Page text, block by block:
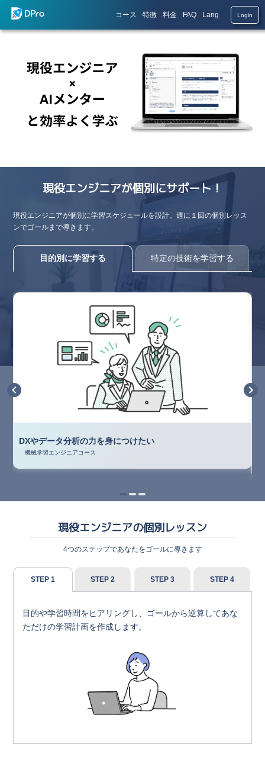
Login
コース 特徴 料金 FAQ Lang
現役エンジニアが個別にサポート！
現役エンジニアが個別に学習スケジュールを設計。週に１回の個別レッス
ンでゴールまで導きます。
目的別に学習する 特定の技術を学習する
DXやデータ分析の力を身につけたい
機械学習エンジニアコース
item
0
item
1
item
2
現役エンジニアの個別レッスン
4つのステップであなたをゴールに導きます
STEP1 STEP2 STEP 3 STEP 4
目的や学習時間をヒアリングし、ゴールから逆算してあな
ただけの学習計画を作成します。